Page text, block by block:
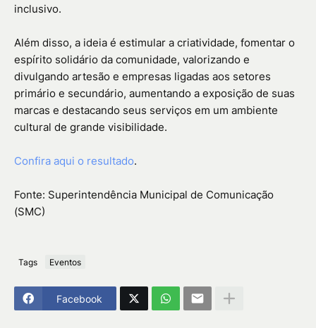
inclusivo.
Além disso, a ideia é estimular a criatividade, fomentar o
espírito solidário da comunidade, valorizando e
divulgando artesão e empresas ligadas aos setores
primário e secundário, aumentando a exposição de suas
marcas e destacando seus serviços em um ambiente
cultural de grande visibilidade.
Confira aqui o resultado.
Fonte: Superintendência Municipal de Comunicação
(SMC)
Tags Eventos
Facebook